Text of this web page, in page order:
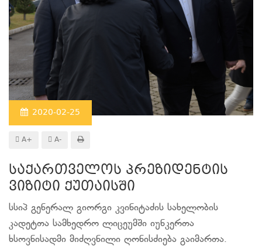
2020-02-25
A+ A-
საქართველოს პრეზიდენტის
ვიზიტი ქუთაისში
სსიპ გენერალ გიორგი კვინიტაძის სახელობის
კადეტთა სამხედრო ლიცეუმში იუნკერთა
ხსოვნისადმი მიძღვნილი ღონისძიება გაიმართა.